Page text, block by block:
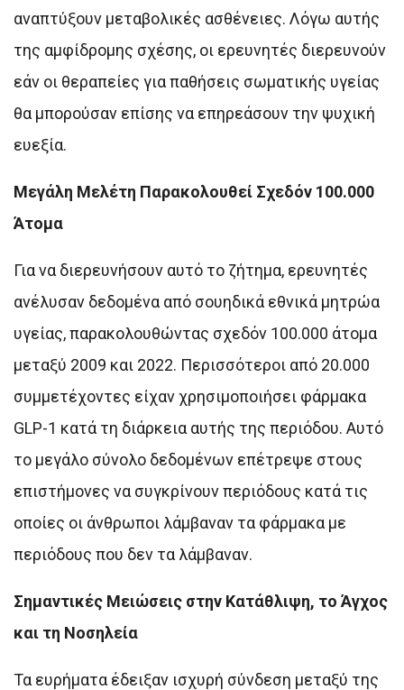
αναπτύξουν μεταβολικές ασθένειες. Λόγω αυτής
της αμφίδρομης σχέσης, οι ερευνητές διερευνούν
εάν οι θεραπείες για παθήσεις σωματικής υγείας
θα μπορούσαν επίσης να επηρεάσουν την ψυχική
ευεξία.
Μεγάλη Μελέτη Παρακολουθεί Σχεδόν 100.000
Άτομα
Για να διερευνήσουν αυτό το ζήτημα, ερευνητές
ανέλυσαν δεδομένα από σουηδικά εθνικά μητρώα
υγείας, παρακολουθώντας σχεδόν 100.000 άτομα
μεταξύ 2009 και 2022. Περισσότεροι από 20.000
συμμετέχοντες είχαν χρησιμοποιήσει φάρμακα
GLP-1 κατά τη διάρκεια αυτής της περιόδου. Αυτό
το μεγάλο σύνολο δεδομένων επέτρεψε στους
επιστήμονες να συγκρίνουν περιόδους κατά τις
οποίες οι άνθρωποι λάμβαναν τα φάρμακα με
περιόδους που δεν τα λάμβαναν.
Σημαντικές Μειώσεις στην Κατάθλιψη, το Άγχος
και τη Νοσηλεία
Τα ευρήματα έδειξαν ισχυρή σύνδεση μεταξύ της